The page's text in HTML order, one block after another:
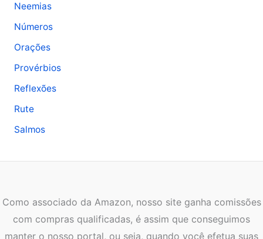
Neemias
Números
Orações
Provérbios
Reflexões
Rute
Salmos
Como associado da Amazon, nosso site ganha comissões
com compras qualificadas, é assim que conseguimos
manter o nosso portal, ou seja, quando você efetua suas